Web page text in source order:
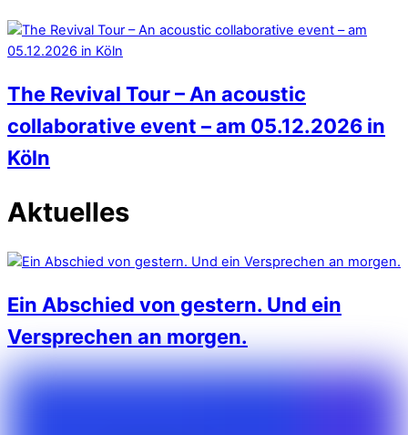
The Revival Tour – An acoustic
collaborative event – am 05.12.2026 in
Köln
Aktuelles
Ein Abschied von gestern. Und ein
Versprechen an morgen.